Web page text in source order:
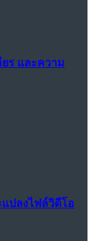
ยร และความ
ปลงไฟล์วิดีโอ